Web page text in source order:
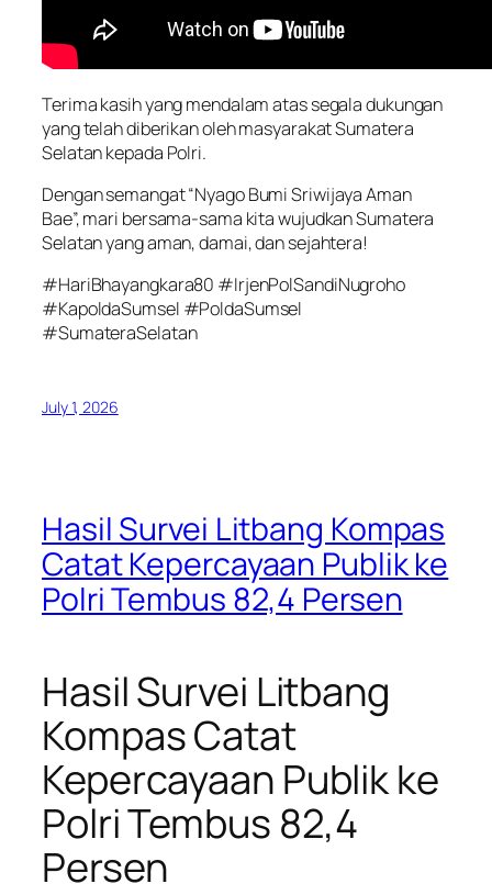
Terima kasih yang mendalam atas segala dukungan
yang telah diberikan oleh masyarakat Sumatera
Selatan kepada Polri.
Dengan semangat “Nyago Bumi Sriwijaya Aman
Bae”, mari bersama-sama kita wujudkan Sumatera
Selatan yang aman, damai, dan sejahtera!
#HariBhayangkara80 #IrjenPolSandiNugroho
#KapoldaSumsel #PoldaSumsel
#SumateraSelatan
July 1, 2026
Hasil Survei Litbang Kompas
Catat Kepercayaan Publik ke
Polri Tembus 82,4 Persen
Hasil Survei Litbang
Kompas Catat
Kepercayaan Publik ke
Polri Tembus 82,4
Persen